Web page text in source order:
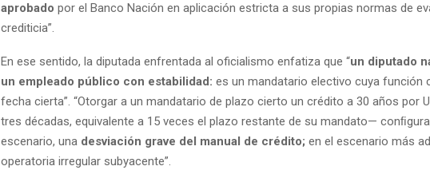
aprobado por el Banco Nación en aplicación estricta a sus propias normas de
crediticia”.
En ese sentido, la diputada enfrentada al oficialismo enfatiza que “un diputado
un empleado público con estabilidad: es un mandatario electivo cuya función
fecha cierta”. “Otorgar a un mandatario de plazo cierto un crédito a 30 años por
tres décadas, equivalente a 15 veces el plazo restante de su mandato—
escenario, una desviación grave del manual de crédito; en el escenario más
operatoria irregular subyacente”.